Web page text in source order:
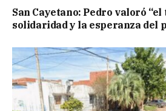
San Cayetano: Pedro valoró
solidaridad y la esperanza del